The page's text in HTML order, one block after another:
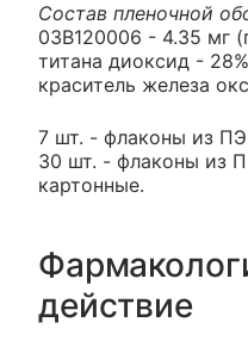
Состав пленочной
03B120006 - 4.35 мг
титана диоксид -
краситель железа
7 шт. - флаконы из
30 шт. - флаконы из
картонные.
действие